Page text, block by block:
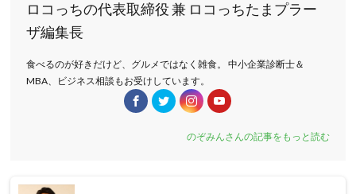
ロコっちの代表取締役 兼 ロコっちたまプラー
ザ編集長
食べるのが好きだけど、グルメではなく雑食。 中小企業診断士＆
MBA、ビジネス相談もお受けしています。
のぞみんさんの記事をもっと読む